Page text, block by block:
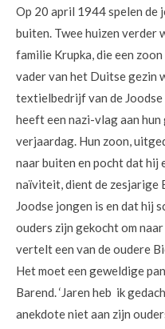
Op 20 april 1944 spelen de
buiten. Twee huizen verder
familie Krupka, die een
vader van het Duitse gezin
textielbedrijf van de
heeft een nazi-vlag aan
verjaardag. Hun zoon,
naar buiten en pocht dat hij
naïviteit, dient de zesjarige
Joodse jongen is en dat hij
ouders zijn gekocht om
vertelt een van de oudere
Het moet een geweldige
Barend. ‘Jaren heb ik
anekdote niet aan zijn